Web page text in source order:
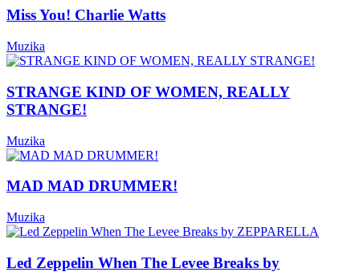
Miss You! Charlie Watts
Muzika
STRANGE KIND OF WOMEN, REALLY
STRANGE!
Muzika
MAD MAD DRUMMER!
Muzika
Led Zeppelin When The Levee Breaks by